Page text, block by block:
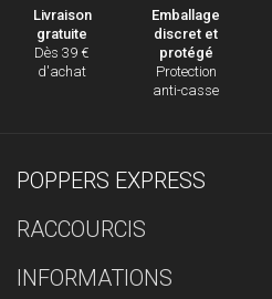
Livraison
gratuite
Dès 39 €
d'achat
Emballage
discret et
protégé
Protection
anti-casse
POPPERS EXPRESS
RACCOURCIS
INFORMATIONS